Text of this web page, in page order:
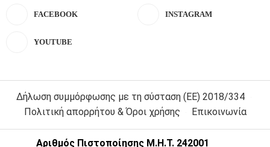
FACEBOOK INSTAGRAM
YOUTUBE
Δήλωση συμμόρφωσης με τη σύσταση (ΕΕ) 2018/334
Πολιτική απορρήτου & Όροι χρήσης
Επικοινωνία
Αριθμός Πιστοποίησης Μ.Η.Τ. 242001